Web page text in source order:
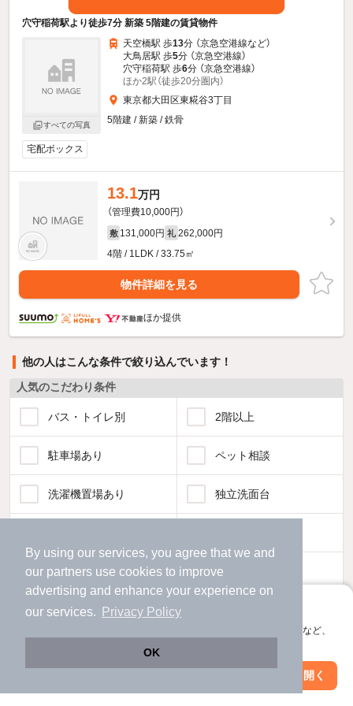
By using our services, you agree that we and
our partners use cookies to improve
advertising and enhance your experience on
our services.
Privacy Policy
OK
アプリに切り替えて、サクサクお部屋探し
会員登録なしですぐ使える。マップ検索やお気に入り保存など、
アプリを開く
穴守稲荷駅より徒歩7分 新築 5階建の賃貸物件
すべての写真
天空橋駅 歩13分 （京急空港線など）
大鳥居駅 歩5分 （京急空港線）
穴守稲荷駅 歩6分 （京急空港線）
ほか2駅（徒歩20分圏内）
東京都大田区東糀谷3丁目
5階建 / 新築 / 鉄骨
宅配ボックス
13.1万円
（管理費10,000円）
敷 131,000円 礼 262,000円
4階 / 1LDK / 33.75㎡
物件詳細を見る
ほか提供
他の人はこんな条件で絞り込んでいます！
人気のこだわり条件
バス・トイレ別 2階以上
駐車場あり ペット相談
洗濯機置場あり 独立洗面台
温水洗浄便座 オートロック
コンロ2口以上
絞り込み条件を変更